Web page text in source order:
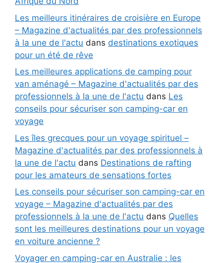
Les meilleurs itinéraires de croisière en Europe
– Magazine d'actualités par des professionnels
à la une de l'actu dans destinations exotiques
pour un été de rêve
Les meilleures applications de camping pour
van aménagé – Magazine d'actualités par des
professionnels à la une de l'actu dans Les
conseils pour sécuriser son camping-car en
voyage
Les îles grecques pour un voyage spirituel –
Magazine d'actualités par des professionnels à
la une de l'actu dans Destinations de rafting
pour les amateurs de sensations fortes
Les conseils pour sécuriser son camping-car en
voyage – Magazine d'actualités par des
professionnels à la une de l'actu dans Quelles
sont les meilleures destinations pour un voyage
en voiture ancienne ?
Voyager en camping-car en Australie : les